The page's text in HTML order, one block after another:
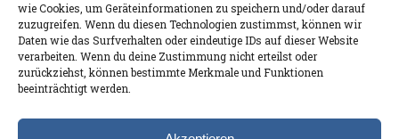
wie Cookies, um Geräteinformationen zu speichern und/oder darauf
zuzugreifen. Wenn du diesen Technologien zustimmst, können wir
Daten wie das Surfverhalten oder eindeutige IDs auf dieser Website
verarbeiten. Wenn du deine Zustimmung nicht erteilst oder
zurückziehst, können bestimmte Merkmale und Funktionen
beeinträchtigt werden.
E-Mail:Anja.Wadzinski@gmx.de
Mobil:0175 - 576 6847
Festnetz:06196 - 489 50